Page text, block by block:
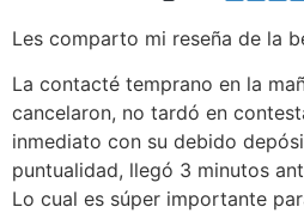
Les comparto mi reseña de la
La contacté temprano en la
cancelaron, no tardó en
inmediato con su debido
puntualidad, llegó 3 minutos
Lo cual es súper importante